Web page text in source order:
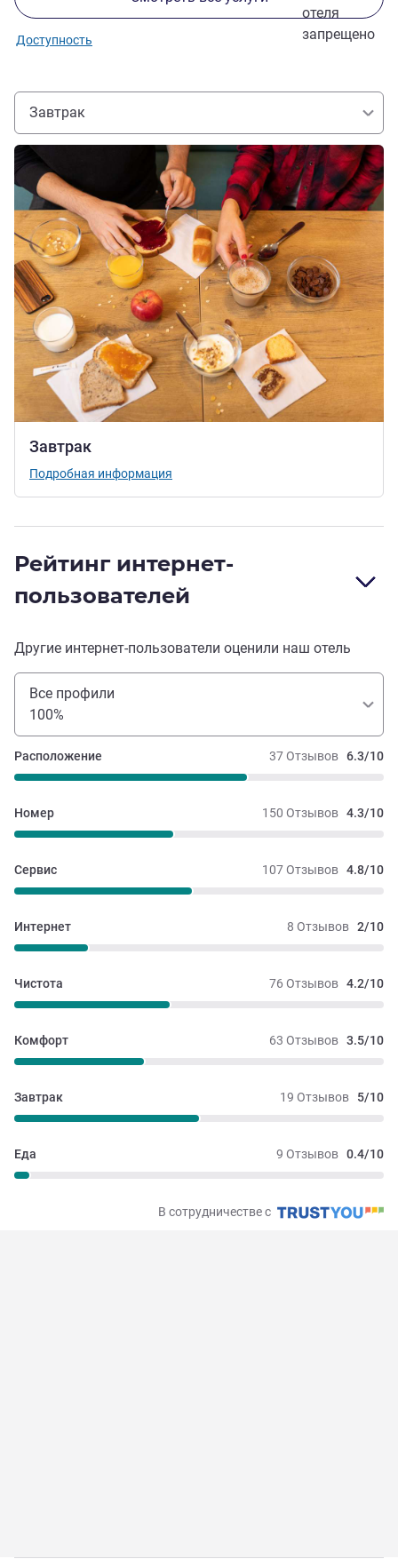
отеля
запрещено
Доступность
Завтрак
Завтрак
Подробная информация
Подробная информация
Рейтинг интернет-
пользователей
Другие интернет-пользователи оценили наш отель
Все профили
100%
37 Отзывов 6.3/10
Расположение
150 Отзывов 4.3/10
Номер
107 Отзывов 4.8/10
Сервис
8 Отзывов 2/10
Интернет
76 Отзывов 4.2/10
Чистота
63 Отзывов 3.5/10
Комфорт
19 Отзывов 5/10
Завтрак
9 Отзывов 0.4/10
Еда
В сотрудничестве с